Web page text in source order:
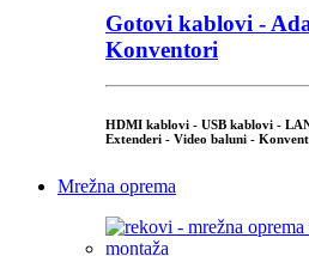
Gotovi kablovi -
Konventori
HDMI kablovi - USB kablovi -
Extenderi - Video baluni -
Mrežna oprema